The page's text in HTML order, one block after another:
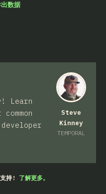
数据
Steve
Kinney
TEMPORAL
Learn
持! 了解更多。